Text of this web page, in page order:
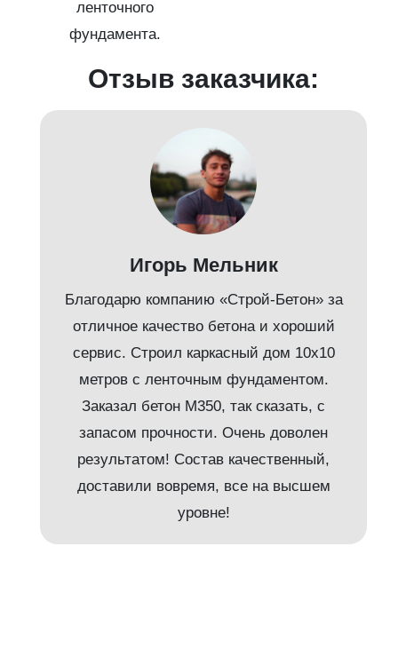
ленточного
фундамента.
Отзыв заказчика:
Игорь Мельник
Благодарю компанию «Строй-Бетон» за
отличное качество бетона и хороший
сервис. Строил каркасный дом 10х10
метров с ленточным фундаментом.
Заказал бетон М350, так сказать, с
запасом прочности. Очень доволен
результатом! Состав качественный,
доставили вовремя, все на высшем
уровне!